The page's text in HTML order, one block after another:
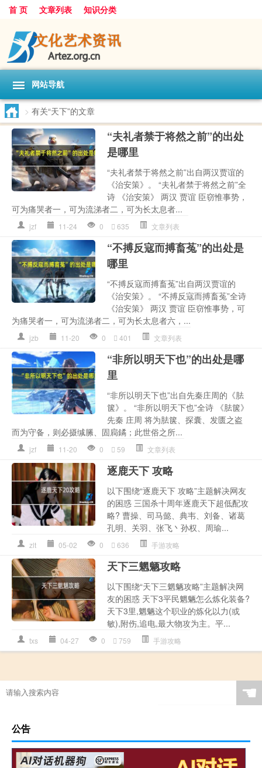
首 页 文章列表 知识分类
网站导航
> 有关“天下”的文章
“夫礼者禁于将然之前”的出处
是哪里
“夫礼者禁于将然之前”出自两汉贾谊的
《治安策》。 “夫礼者禁于将然之前”全
诗 《治安策》 两汉 贾谊 臣窃惟事势，
可为痛哭者一，可为流涕者二，可为长太息者...
jzf 11-24 0 635 文章列表
“不搏反寇而搏畜菟”的出处是
哪里
“不搏反寇而搏畜菟”出自两汉贾谊的
《治安策》。 “不搏反寇而搏畜菟”全诗
《治安策》 两汉 贾谊 臣窃惟事势，可
为痛哭者一，可为流涕者二，可为长太息者六，...
jzb 11-20 0 401 文章列表
“非所以明天下也”的出处是哪
里
“非所以明天下也”出自先秦庄周的《胠
箧》。 “非所以明天下也”全诗 《胠箧》
先秦 庄周 将为胠箧、探囊、发匮之盗
而为守备，则必摄缄縢、固扃鐍；此世俗之所...
jzf 11-20 0 59 文章列表
逐鹿天下 攻略
以下围绕“逐鹿天下 攻略”主题解决网友
的困惑 三国杀十周年逐鹿天下超低配攻
略? 曹操、司马懿、典韦、刘备、诸葛
孔明、关羽、张飞丶孙权、周瑜...
zlt 05-02 0 636 手游攻略
天下三魍魉攻略
以下围绕“天下三魍魉攻略”主题解决网
友的困惑 天下3平民魍魉怎么炼化装备?
天下3里,魍魉这个职业的炼化以力(或
敏),附伤,追电,最大物攻为主。平...
txs 04-27 0 759 手游攻略
☚
公告